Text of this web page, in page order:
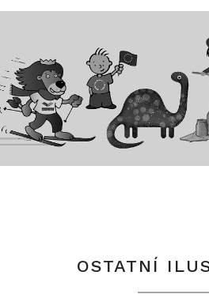
KAFKA > DESIGN
OSTATNÍ